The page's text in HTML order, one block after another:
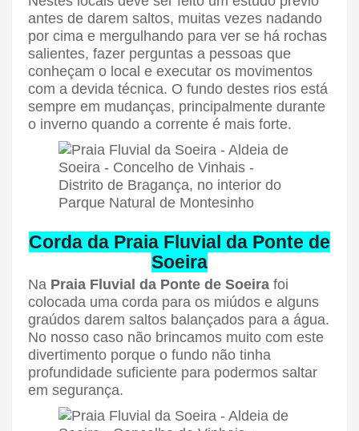
antes de darem saltos, muitas vezes nadando
por cima e mergulhando para ver se há rochas
salientes, fazer perguntas a pessoas que
conheçam o local e executar os movimentos
com a devida técnica. O fundo destes rios está
sempre em mudanças, principalmente durante
o inverno quando a corrente é mais forte.
Corda da Praia Fluvial da Ponte de
Soeira
Na Praia Fluvial da Ponte de Soeira foi
colocada uma corda para os miúdos e alguns
graúdos darem saltos balançados para a água.
No nosso caso não brincamos muito com este
divertimento porque o fundo não tinha
profundidade suficiente para podermos saltar
em segurança.